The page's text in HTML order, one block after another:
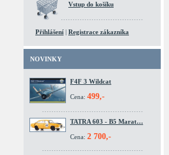
Vstup do košíku
Přihlášení | Registrace zákazníka
NOVINKY
F4F 3 Wildcat
Cena: 499,-
TATRA 603 - B5 Marat…
Cena: 2 700,-